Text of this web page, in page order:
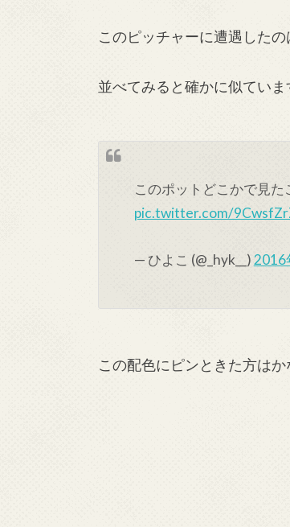
このピッチャーに遭遇した
並べてみると確かに似ていま
このポットどこかで見
pic.twitter.com/
— ひよこ (@_hyk__)2016
この配色にピンときた方は